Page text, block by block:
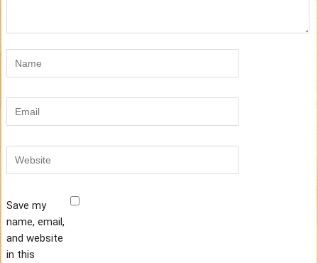
Save my
name, email,
and website
in this